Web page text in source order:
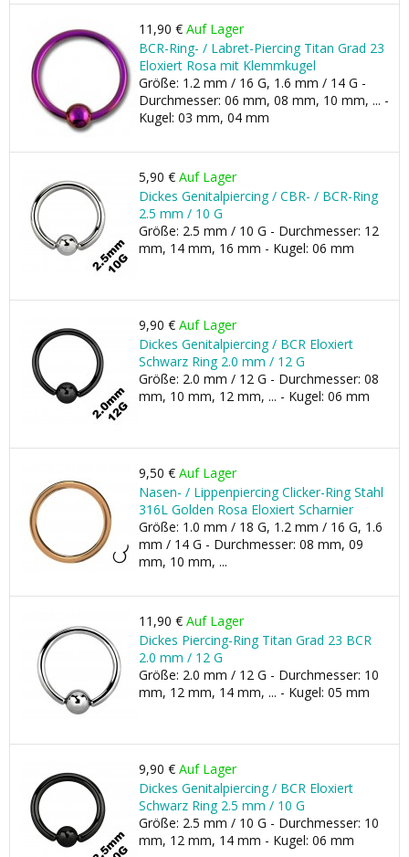
11,90 € Auf Lager
BCR-Ring- / Labret-Piercing Titan Grad 23
Eloxiert Rosa mit Klemmkugel
Größe: 1.2 mm / 16 G, 1.6 mm / 14 G -
Durchmesser: 06 mm, 08 mm, 10 mm, ... -
Kugel: 03 mm, 04 mm
5,90 € Auf Lager
Dickes Genitalpiercing / CBR- / BCR-Ring
2.5 mm / 10 G
Größe: 2.5 mm / 10 G - Durchmesser: 12
mm, 14 mm, 16 mm - Kugel: 06 mm
9,90 € Auf Lager
Dickes Genitalpiercing / BCR Eloxiert
Schwarz Ring 2.0 mm / 12 G
Größe: 2.0 mm / 12 G - Durchmesser: 08
mm, 10 mm, 12 mm, ... - Kugel: 06 mm
9,50 € Auf Lager
Nasen- / Lippenpiercing Clicker-Ring Stahl
316L Golden Rosa Eloxiert Scharnier
Größe: 1.0 mm / 18 G, 1.2 mm / 16 G, 1.6
mm / 14 G - Durchmesser: 08 mm, 09
mm, 10 mm, ...
11,90 € Auf Lager
Dickes Piercing-Ring Titan Grad 23 BCR
2.0 mm / 12 G
Größe: 2.0 mm / 12 G - Durchmesser: 10
mm, 12 mm, 14 mm, ... - Kugel: 05 mm
9,90 € Auf Lager
Dickes Genitalpiercing / BCR Eloxiert
Schwarz Ring 2.5 mm / 10 G
Größe: 2.5 mm / 10 G - Durchmesser: 10
mm, 12 mm, 14 mm - Kugel: 06 mm